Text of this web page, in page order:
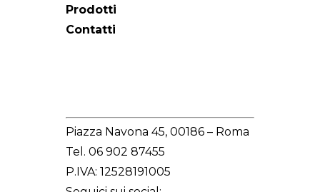
Prodotti
Contatti
Piazza Navona 45, 00186 – Roma
Tel. 06 902 87455
P.IVA: 12528191005